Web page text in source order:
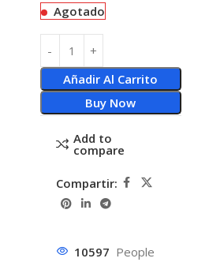
Agotado
Añadir Al Carrito
Buy Now
Add to
compare
Compartir:
10597 People